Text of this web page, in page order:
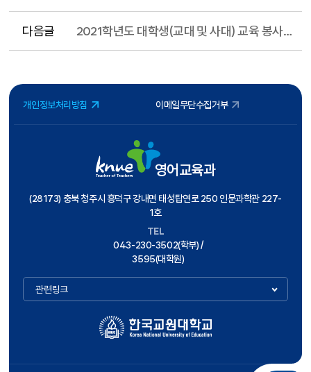
다음글 2021학년도 대학생(교대 및 사대) 교육 봉사활동 운영 안내
개인정보처리방침 이메일무단수집거부
영어교육과
(28173) 충북 청주시 흥덕구 강내면 태성탑연로 250 인문과학관 227-
1호
TEL
043-230-3502(학부) /
3595(대학원)
관련링크